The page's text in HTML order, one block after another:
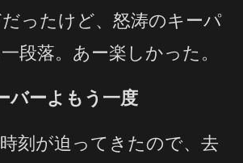
ったけど、怒涛のキーパ
段落。あー楽しかった。
バーよもう一度
刻が迫ってきたので、去